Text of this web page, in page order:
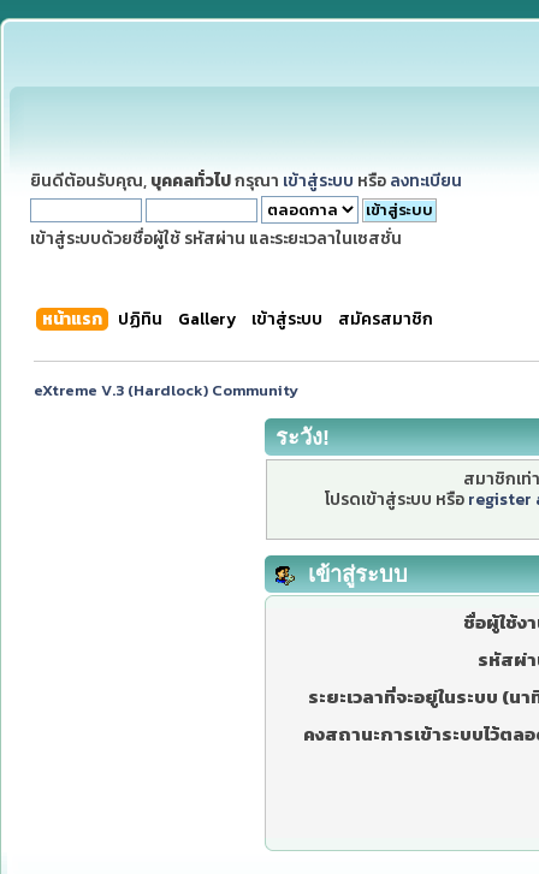
ยินดีต้อนรับคุณ, บุคคลทั่วไปกรุณา เข้าสู่ระบบ หรือ ลงทะเบียน
เข้าสู่ระบบด้วยชื่อผู้ใช้ รหัสผ่าน และระยะเวลาในเซสชั่น
หน้าแรก ปฏิทิน Gallery เข้าสู่ระบบ สมัครสมาชิก
eXtreme V.3 (Hardlock) Community
ระวัง!
สมาชิกเท่
โปรดเข้าสู่ระบบ หรือ register
เข้าสู่ระบบ
ชื่อผู้ใช้ง
รหัสผ่
ระยะเวลาที่จะอยู่ในระบบ (นา
คงสถานะการเข้าระบบไว้ตล